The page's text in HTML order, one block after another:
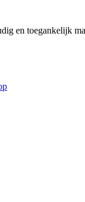
en toegankelijk